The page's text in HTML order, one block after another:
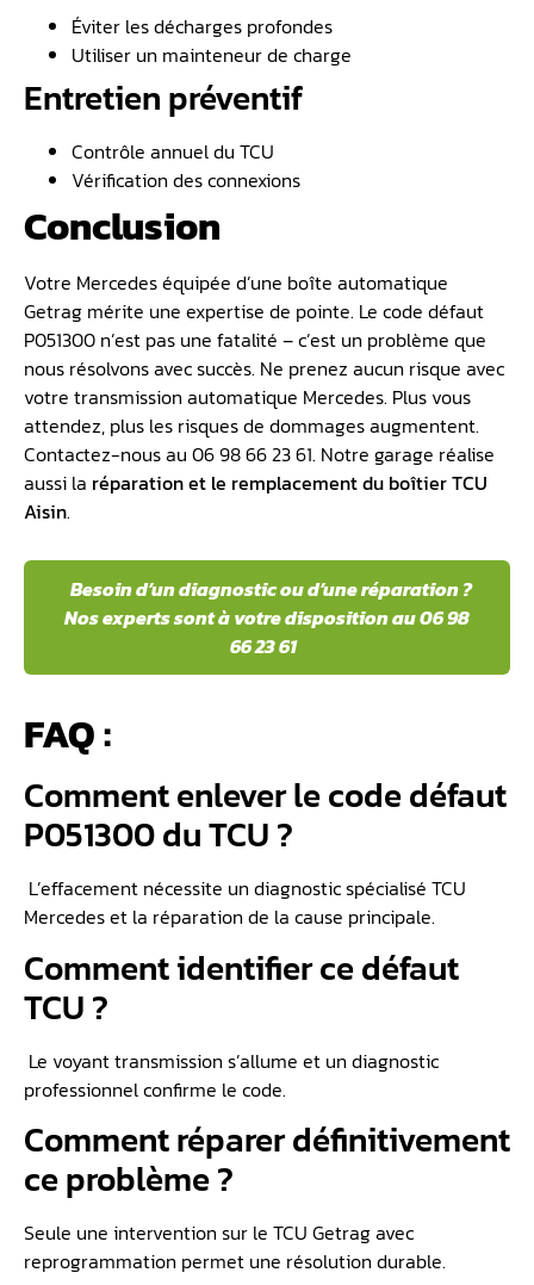
Éviter les décharges profondes
Utiliser un mainteneur de charge
Entretien préventif
Contrôle annuel du TCU
Vérification des connexions
Conclusion
Votre Mercedes équipée d’une boîte automatique
Getrag mérite une expertise de pointe. Le code défaut
P051300 n’est pas une fatalité – c’est un problème que
nous résolvons avec succès. Ne prenez aucun risque avec
votre transmission automatique Mercedes. Plus vous
attendez, plus les risques de dommages augmentent.
Contactez-nous au 06 98 66 23 61. Notre garage réalise
aussi la réparation et le remplacement du boîtier TCU
Aisin.
Besoin d’un diagnostic ou d’une réparation ?
Nos experts sont à votre disposition au 06 98
66 23 61
FAQ :
Comment enlever le code défaut
P051300 du TCU ?
L’effacement nécessite un diagnostic spécialisé TCU
Mercedes et la réparation de la cause principale.
Comment identifier ce défaut
TCU ?
Le voyant transmission s’allume et un diagnostic
professionnel confirme le code.
Comment réparer définitivement
ce problème ?
Seule une intervention sur le TCU Getrag avec
reprogrammation permet une résolution durable.